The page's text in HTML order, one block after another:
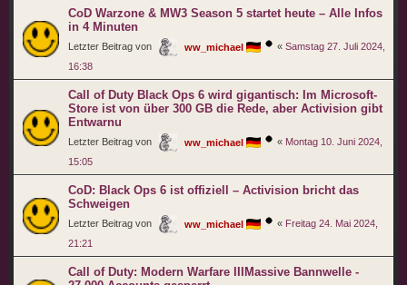
CoD Warzone & MW3 Season 5 startet heute – Alle Infos
in 4 Minuten
Letzter Beitrag von ww_michael « Samstag 27. Juli 2024,
16:38
Call of Duty Black Ops 6 wird gigantisch: Im Microsoft-
Store ist von über 300 GB die Rede, aber Activision gibt
Entwarnu
Letzter Beitrag von ww_michael « Montag 10. Juni 2024,
15:05
CoD: Black Ops 6 ist offiziell – Activision bricht das
Schweigen
Letzter Beitrag von ww_michael « Freitag 24. Mai 2024,
21:21
Call of Duty: Modern Warfare IIIMassive Bannwelle -